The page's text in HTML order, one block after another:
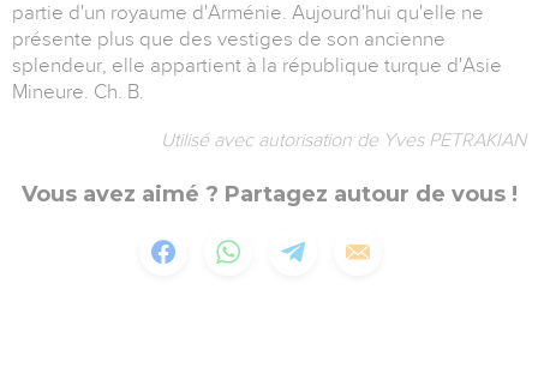
partie d'un royaume d'Arménie. Aujourd'hui qu'elle ne
présente plus que des vestiges de son ancienne
splendeur, elle appartient à la république turque d'Asie
Mineure. Ch. B.
Utilisé avec autorisation de Yves PETRAKIAN
Vous avez aimé ? Partagez autour de vous !